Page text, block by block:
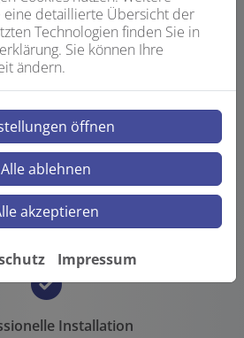
vom Fachmann
Markenprodukte
Sie profitieren von umfassenden
und wir kümmern uns
Service und Wartung
Installation
eine detaillierte Übersicht der
Technologien finden Sie in
Sie können Ihre
ändern.
öffnen
Alle ablehnen
akzeptieren
Impressum